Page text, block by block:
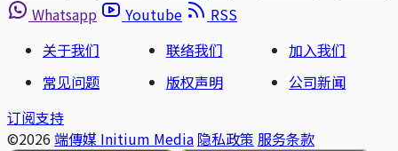
Whatsapp
Youtube
RSS
关于我们
联络我们
加入我们
常见问题
版权声明
公司新闻
订阅支持
©2026 端傳媒 Initium Media 隐私政策 服务条款